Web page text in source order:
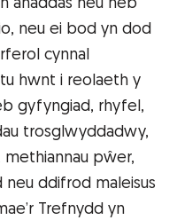
anaddas neu heb
neu ei bod yn dod
cynnal
hwnt i reolaeth y
gyfyngiad, rhyfel,
trosglwyddadwy,
pŵer,
ddifrod maleisus
Trefnydd yn